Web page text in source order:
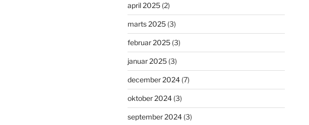
april 2025 (2)
marts 2025 (3)
februar 2025 (3)
januar 2025 (3)
december 2024 (7)
oktober 2024 (3)
september 2024 (3)